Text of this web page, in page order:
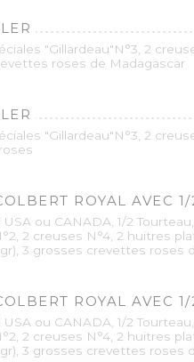
"Gillardeau"N°3, 2
roses de Madagascar
"Gillardeau"N°3, 2
ROYAL AVEC
ou CANADA, 1/2
2 creuses N°4, 2 huitres
3 grosses crevettes roses
ROYAL AVEC
ou CANADA, 1/2
2 creuses N°4, 2 huitres
3 grosses crevettes roses